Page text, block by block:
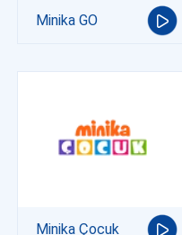
Minika GO
Minika Çocuk